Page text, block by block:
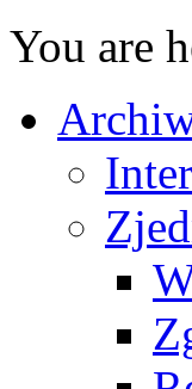
You are